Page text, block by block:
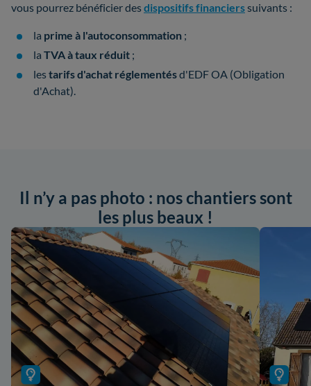
vous pourrez bénéficier desdispositifs financierssuivants :
la prime à l'autoconsommation ;
la TVA à taux réduit ;
lestarifs d'achat réglementésd'EDF OA (Obligation
d'Achat).
Il n’y a pas photo : nos chantiers sont
les plus beaux !